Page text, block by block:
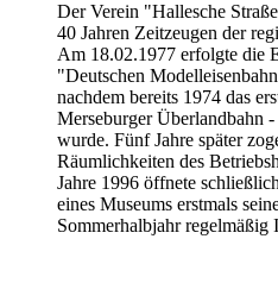
Der Verein "Hallesche
40 Jahren Zeitzeugen der
Am 18.02.1977 erfolgte die
"Deutschen
nachdem bereits 1974 das
Merseburger Überlandbahn
wurde. Fünf Jahre später
Räumlichkeiten des
Jahre 1996 öffnete
eines Museums erstmals
Sommerhalbjahr regelmäßig